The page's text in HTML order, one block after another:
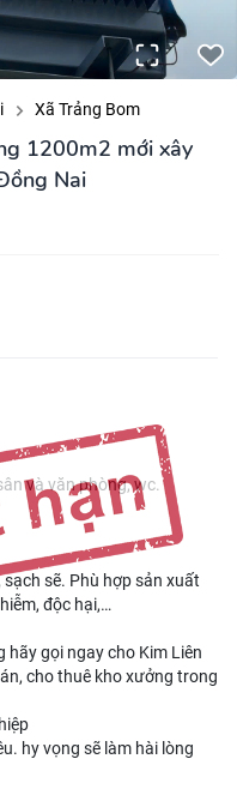
Xã Trảng Bom
1200m2 mới xây
Nai
và văn phòng, wc.
sẽ. Phù hợp sản xuất
độc hại,…
hãy gọi ngay cho Kim Liên
cho thuê kho xưởng trong
hy vọng sẽ làm hài lòng